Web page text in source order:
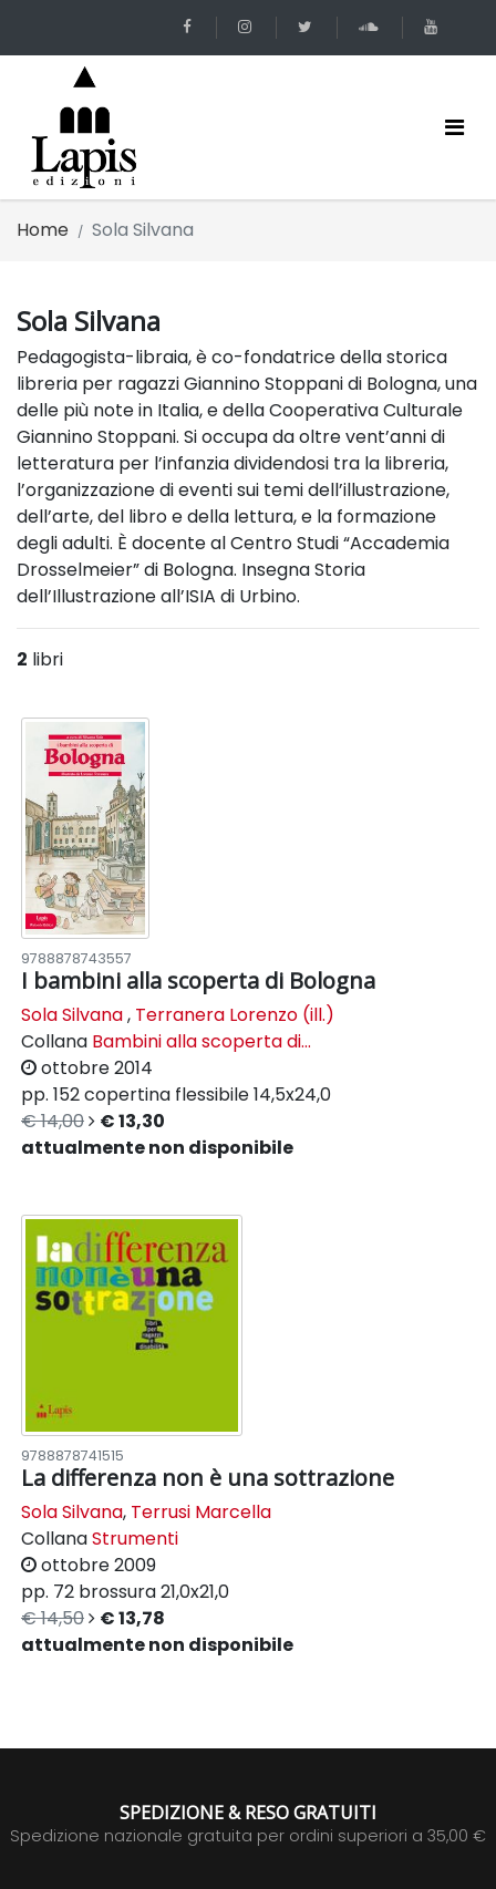
Home Sola Silvana
Sola Silvana
Pedagogista-libraia, è co-fondatrice della storica
libreria per ragazzi Giannino Stoppani di Bologna, una
delle più note in Italia, e della Cooperativa Culturale
Giannino Stoppani. Si occupa da oltre vent’anni di
letteratura per l’infanzia dividendosi tra la libreria,
l’organizzazione di eventi sui temi dell’illustrazione,
dell’arte, del libro e della lettura, e la formazione
degli adulti. È docente al Centro Studi “Accademia
Drosselmeier” di Bologna. Insegna Storia
dell’Illustrazione all’ISIA di Urbino.
2 libri
9788878743557
I bambini alla scoperta di Bologna
Sola Silvana, Terranera Lorenzo (ill.)
Collana Bambini alla scoperta di...
ottobre 2014
pp. 152copertina flessibile14,5x24,0
€ 14,00
€ 13,30
attualmente non disponibile
9788878741515
La differenza non è una sottrazione
Sola Silvana, Terrusi Marcella
CollanaStrumenti
ottobre 2009
pp. 72 brossura21,0x21,0
€ 14,50
€ 13,78
attualmente non disponibile
SPEDIZIONE & RESO GRATUITI
Spedizione nazionale gratuita per ordini superiori a 35,00 €